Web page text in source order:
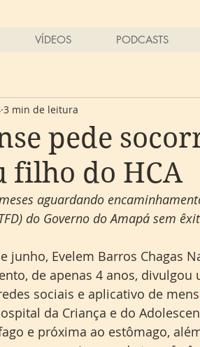
VÍDEOS PODCASTS
pede
filho do HCA
3 min de leitura
aguardando
do Governo do Amapá sem
junho, Evelem Barros Chagas
de apenas 4 anos, divulgou
sociais e aplicativo de
da Criança e do
e próxima ao estômago,